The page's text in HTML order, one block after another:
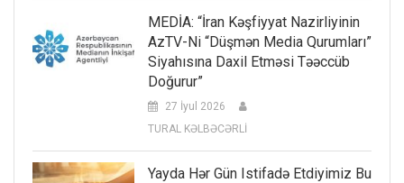
MEDİA: “İran Kəşfiyyat Nazirliyinin
AzTV-Ni “düşmən Media Qurumları”
Siyahısına Daxil Etməsi Təəccüb
Doğurur”
27 İyul 2026
TURAL KƏLBƏCƏRLİ
Yayda Hər Gün Istifadə Etdiyimiz Bu